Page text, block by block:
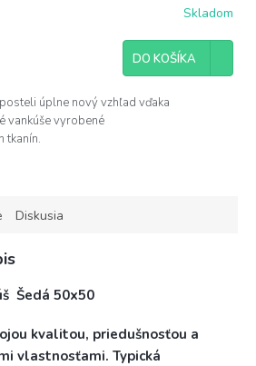
Skladom
DO KOŠÍKA
úplne nový vzhľad vďaka
vankúše vyrobené
tkanín.
Diskusia
Šedá 50x50
kvalitou, priedušnosťou a
vlastnosťami. Typická